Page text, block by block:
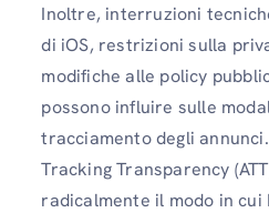
Inoltre, interruzioni
di iOS, restrizioni sulla
modifiche alle policy
possono influire sulle
tracciamento degli
Tracking Transparency
radicalmente il modo in